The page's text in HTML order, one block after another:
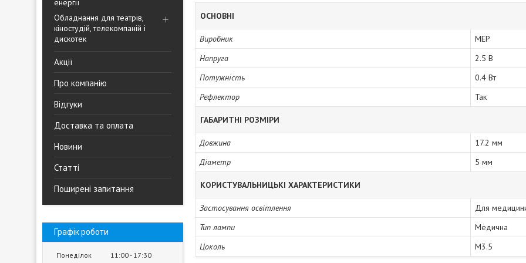
енергії
Обладнання для театрів,
кіностудій, телекомпаній і
дискотек
Акції
Про компанію
Відгуки
Доставка та оплата
Новини
Статті
Поширені запитання
Графік роботи
Понеділок 11:00 17:30
ОСНОВНІ
Виробник
MEP
Напруга
2.5 В
Потужність
0.4 Вт
Рефлектор
Так
ГАБАРИТНІ РОЗМІРИ
Довжина
17.2 мм
Діаметр
5 мм
КОРИСТУВАЛЬНИЦЬКІ ХАРАКТЕРИСТИКИ
Застосування освітлення
Для
Тип лампи
Медична
Цоколь
M3.5